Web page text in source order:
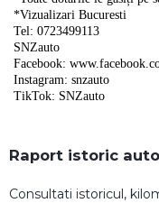
*Vizualizari Bucuresti
Tel: 0723499113
SNZauto
Facebook:
Instagram: snzauto
TikTok: SNZauto
Raport istoric auto
Consultati istoricul,